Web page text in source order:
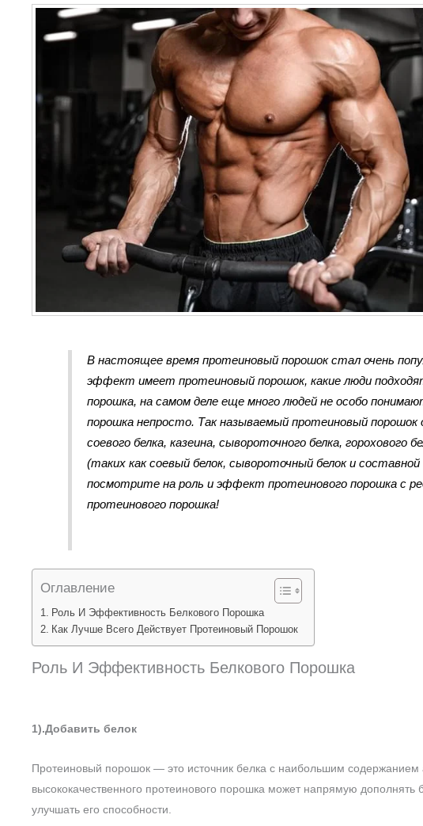
В настоящее время протеиновый порошок стал очень
эффект имеет протеиновый порошок, какие люди
порошка, на самом деле еще много людей не особо
порошка непросто. Так называемый протеиновый
соевого белка, казеина, сывороточного белка, горохового
(таких как соевый белок, сывороточный белок и составной
посмотрите на роль и эффект протеинового порошка с
протеинового порошка!
Оглавление
Роль И Эффективность Белкового Порошка
Как Лучше Всего Действует Протеиновый Порошок
Роль И Эффективность Белкового Порошка
1).Добавить белок
Протеиновый порошок — это источник белка с наибольшим
высококачественного протеинового порошка может напрямую
улучшать его способности.